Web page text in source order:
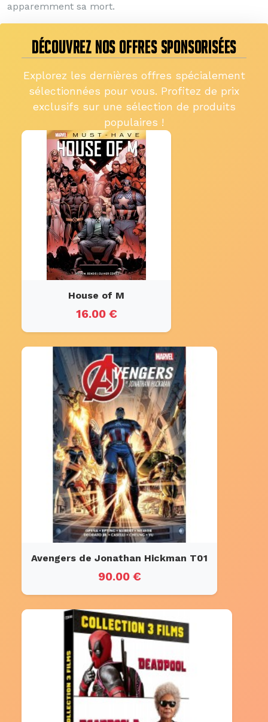
apparemment sa mort.
DÉCOUVREZ NOS OFFRES SPONSORISÉES
Explorez les dernières offres spécialement
sélectionnées pour vous. Profitez de prix
exclusifs sur une sélection de produits
populaires !
House of M
16.00 €
Avengers de Jonathan Hickman T01
90.00 €